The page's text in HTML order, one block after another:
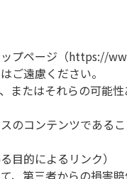
プページ（https://
ご遠慮ください。
またはそれらの可能
のコンテンツである
目的によるリンク）
、第三者からの損害